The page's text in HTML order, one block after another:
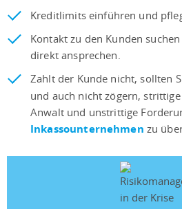
Kreditlimits einführen und
Kontakt zu den Kunden
direkt ansprechen.
Zahlt der Kunde nicht, sollten
und auch nicht zögern,
Anwalt und unstrittige
Inkassounternehmen zu